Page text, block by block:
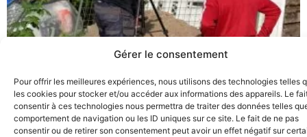
Gérer le consentement
Pour offrir les meilleures expériences, nous utilisons des technologies telles
les cookies pour stocker et/ou accéder aux informations des appareils. Le
consentir à ces technologies nous permettra de traiter des données telles
comportement de navigation ou les ID uniques sur ce site. Le fait de ne pas
consentir ou de retirer son consentement peut avoir un effet négatif sur